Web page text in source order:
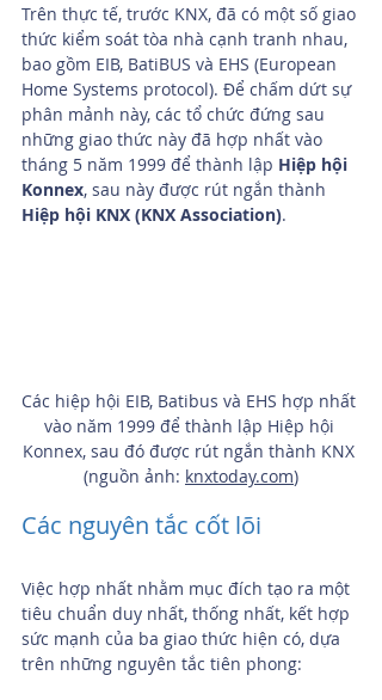
Trên thực tế, trước KNX, đã có một số giao
thức kiểm soát tòa nhà cạnh tranh nhau,
bao gồm EIB, BatiBUS và EHS (European
Home Systems protocol). Để chấm dứt sự
phân mảnh này, các tổ chức đứng sau
những giao thức này đã hợp nhất vào
tháng 5 năm 1999 để thành lập Hiệp hội
Konnex, sau này được rút ngắn thành
Hiệp hội KNX (KNX Association).
Các hiệp hội EIB, Batibus và EHS hợp nhất
vào năm 1999 để thành lập Hiệp hội
Konnex, sau đó được rút ngắn thành KNX
(nguồn ảnh: knxtoday.com)
Các nguyên tắc cốt lõi
Việc hợp nhất nhằm mục đích tạo ra một
tiêu chuẩn duy nhất, thống nhất, kết hợp
sức mạnh của ba giao thức hiện có, dựa
trên những nguyên tắc tiên phong: